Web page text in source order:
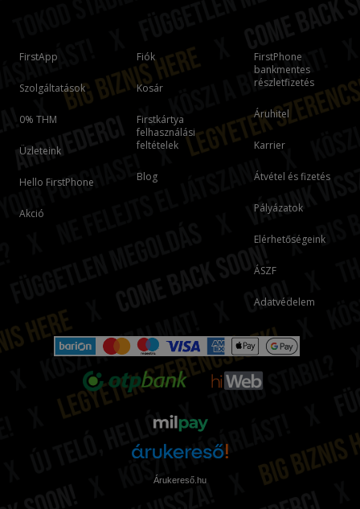
FirstApp
Szolgáltatások
0% THM
Üzleteink
Hello FirstPhone
Akció
Fiók
Kosár
Firstkártya
felhasználási
feltételek
Blog
FirstPhone
bankmentes
részletfizetés
Áruhitel
Karrier
Átvétel és fizetés
Pályázatok
Elérhetőségeink
ÁSZF
Adatvédelem
Árukereső.hu